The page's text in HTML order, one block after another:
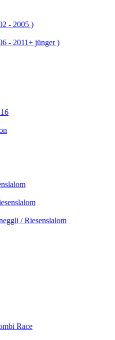
- 2005 )
- 2011+ jünger )
/ Riesenslalom
Race